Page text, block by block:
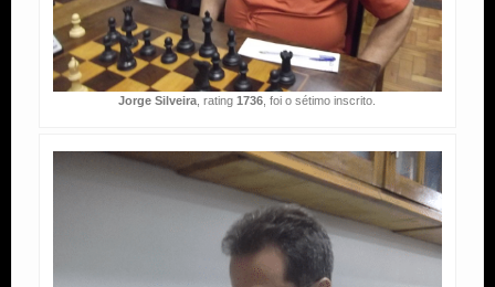
Jorge Silveira , rating1736 , foi o sétimo inscrito.